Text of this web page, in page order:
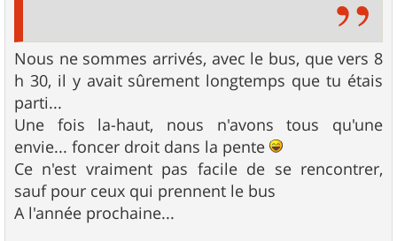
Nous ne sommes arrivés, avec le bus, que vers 8
h 30, il y avait sûrement longtemps que tu étais
parti...
Une fois la-haut, nous n'avons tous qu'une
envie... foncer droit dans la pente
Ce n'est vraiment pas facile de se rencontrer,
sauf pour ceux qui prennent le bus
A l'année prochaine...